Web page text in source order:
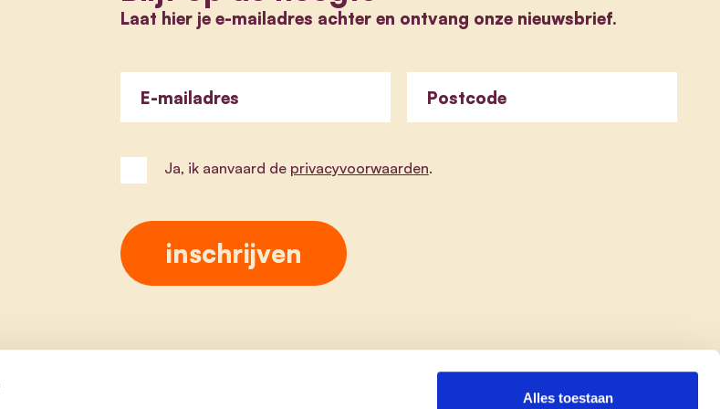
Alles toestaan
Laat hier je e-mailadres achter en ontvang onze nieuwsbrief.
E-mailadres Postcode
Ja, ik aanvaard de privacyvoorwaarden.